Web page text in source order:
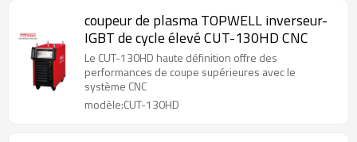
coupeur de plasma TOPWELL inverseur-
IGBT de cycle élevé CUT-130HD CNC
Le CUT-130HD haute définition offre des
performances de coupe supérieures avec le
système CNC
modèle:CUT-130HD